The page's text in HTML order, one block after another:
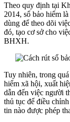
Theo quy định tại
2014, sổ bảo hiểm
dùng để theo dõi
đó, tạo cơ sở cho
BHXH.
Tuy nhiên, trong
hiểm xã hội, xuất
dẫn đến việc người
thủ tục để điều
tin nào được phép